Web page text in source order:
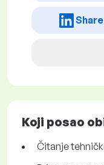
Share
Koji posao
Čitanje